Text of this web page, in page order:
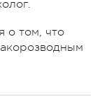
о том, что